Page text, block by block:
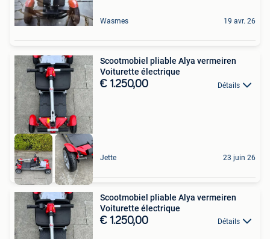
Wasmes 19 avr. 26
Scootmobiel pliable Alya vermeiren
Voiturette électrique
€ 1.250,00 Détails
Jette 23 juin 26
Scootmobiel pliable Alya vermeiren
Voiturette électrique
€ 1.250,00 Détails